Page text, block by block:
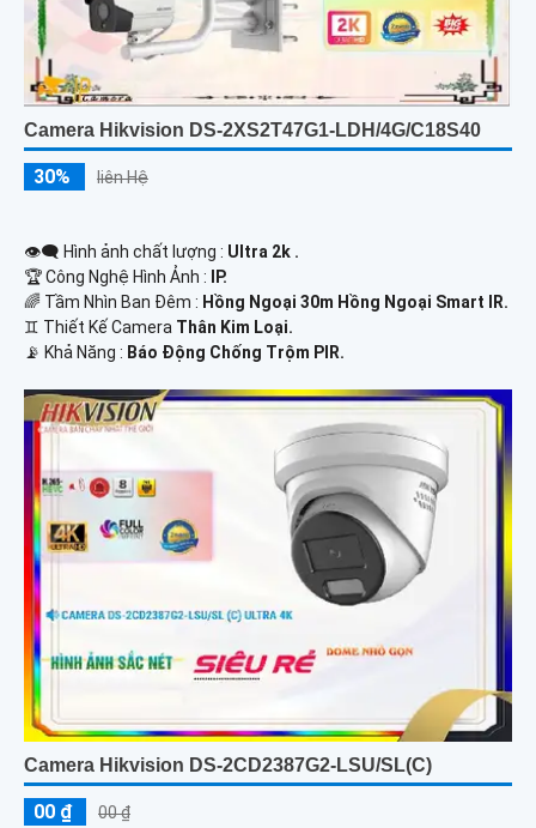
Camera Hikvision DS-2XS2T47G1-LDH/4G/C18S40
30% liên Hệ
👁️‍🗨 Hình ảnh chất lượng : Ultra 2k .
🏆 Công Nghệ Hình Ảnh :
IP.
🌈 Tầm Nhìn Ban Đêm : Hồng Ngoại 30m Hồng Ngoại Smart IR.
♊ Thiết Kế Camera Thân Kim Loại.
️📡 Khả Năng : Báo Động Chống Trộm PIR.
Camera Hikvision DS-2CD2387G2-LSU/SL(C)
00 ₫ 00 ₫